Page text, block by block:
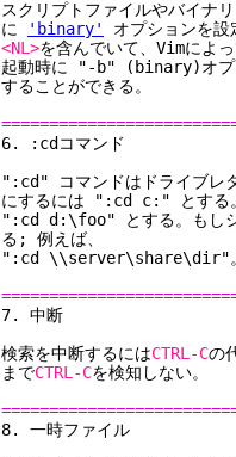
スクリプトファイルやバイナ
に
'binary'
オプションを設
<NL>を含んでいて、Vimによ
起動時に "-b" (binary)オプ
することができる。
6. :cd
":cd" コマンドはドライブレ
にするには ":cd c:" とする
":cd d:\foo" とする。もしシ
る; 例えば、
":cd \\server\share\dir"
7.
検索を中断するにはCTRL-Cの
までCTRL-Cを検知しない。
8. 一